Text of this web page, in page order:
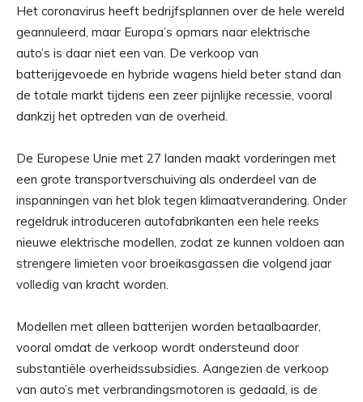
Het coronavirus heeft bedrijfsplannen over de hele wereld
geannuleerd, maar Europa’s opmars naar elektrische
auto’s is daar niet een van. De verkoop van
batterijgevoede en hybride wagens hield beter stand dan
de totale markt tijdens een zeer pijnlijke recessie, vooral
dankzij het optreden van de overheid.
De Europese Unie met 27 landen maakt vorderingen met
een grote transportverschuiving als onderdeel van de
inspanningen van het blok tegen klimaatverandering. Onder
regeldruk introduceren autofabrikanten een hele reeks
nieuwe elektrische modellen, zodat ze kunnen voldoen aan
strengere limieten voor broeikasgassen die volgend jaar
volledig van kracht worden.
Modellen met alleen batterijen worden betaalbaarder,
vooral omdat de verkoop wordt ondersteund door
substantiële overheidssubsidies. Aangezien de verkoop
van auto’s met verbrandingsmotoren is gedaald, is de